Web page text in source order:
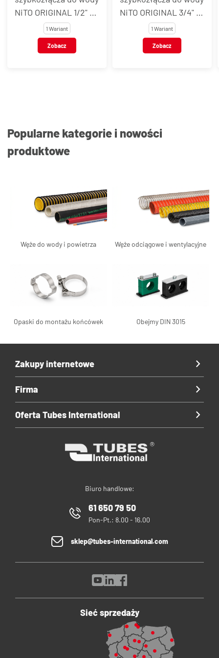
NiTO ORIGINAL 1/2" z
gwintem
wewnętrznym BSP i
końcówką do węża,
1 Wariant
Zobacz
NiTO ORIGINAL 3/4" z
gwintem
wewnętrznym BSP i
końcówką do węża,
1 Wariant
Zobacz
Popularne kategorie i nowości
produktowe
Węże do wody i powietrza Węże odciągowe i wentylacyjne
Opaski do montażu końcówek Obejmy DIN 3015
Biuro handlowe:
61 650 79 50
Pon-Pt.: 8.00 - 16.00
sklep@tubes-international.com
Zakupy internetowe
Firma
Oferta Tubes International
Sieć sprzedaży